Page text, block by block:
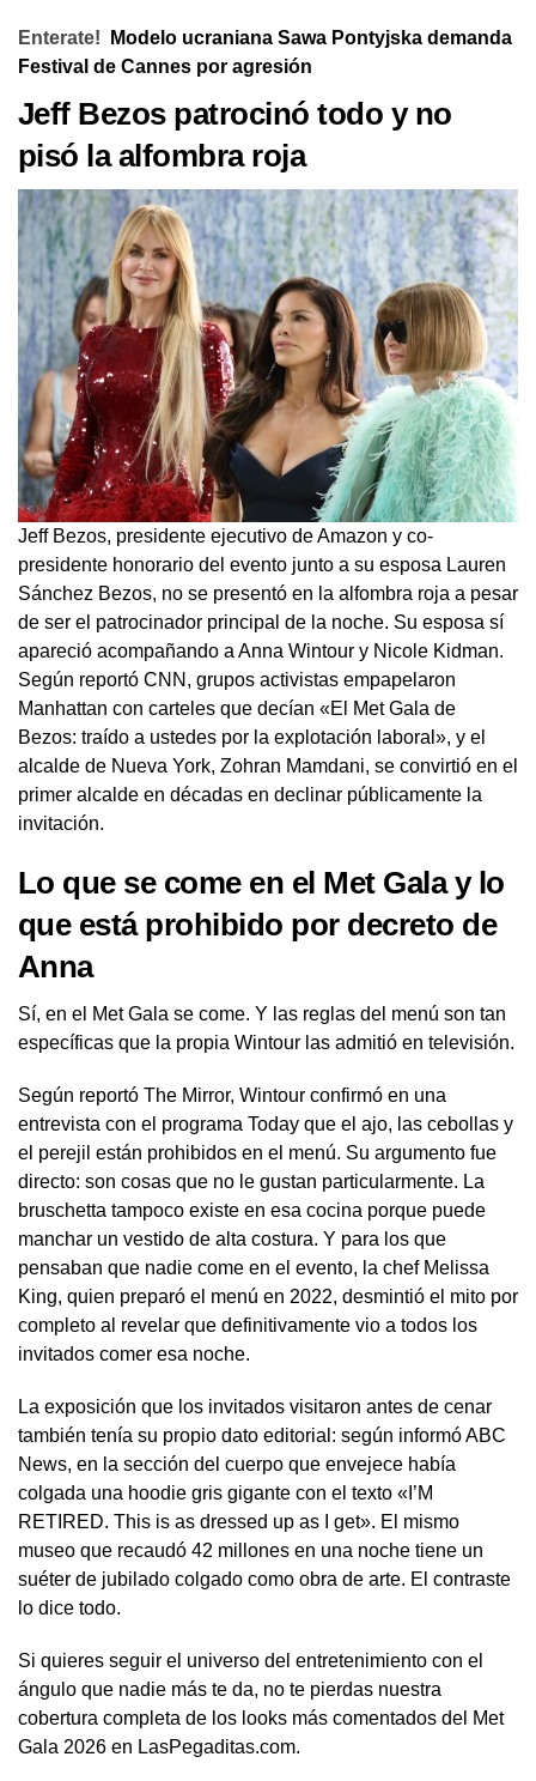
Enterate!
Modelo ucraniana Sawa Pontyjska demanda
Festival de Cannes por agresión
Jeff Bezos patrocinó todo y no
pisó la alfombra roja
Jeff Bezos, presidente ejecutivo de Amazon y co-
presidente honorario del evento junto a su esposa Lauren
Sánchez Bezos, no se presentó en la alfombra roja a pesar
de ser el patrocinador principal de la noche. Su esposa sí
apareció acompañando a Anna Wintour y Nicole Kidman.
Según reportó CNN, grupos activistas empapelaron
Manhattan con carteles que decían «El Met Gala de
Bezos: traído a ustedes por la explotación laboral», y el
alcalde de Nueva York, Zohran Mamdani, se convirtió en el
primer alcalde en décadas en declinar públicamente la
invitación.
Lo que se come en el Met Gala y lo
que está prohibido por decreto de
Anna
Sí, en el Met Gala se come. Y las reglas del menú son tan
específicas que la propia Wintour las admitió en televisión.
Según reportó The Mirror, Wintour confirmó en una
entrevista con el programa Today que el ajo, las cebollas y
el perejil están prohibidos en el menú. Su argumento fue
directo: son cosas que no le gustan particularmente. La
bruschetta tampoco existe en esa cocina porque puede
manchar un vestido de alta costura. Y para los que
pensaban que nadie come en el evento, la chef Melissa
King, quien preparó el menú en 2022, desmintió el mito por
completo al revelar que definitivamente vio a todos los
invitados comer esa noche.
La exposición que los invitados visitaron antes de cenar
también tenía su propio dato editorial: según informó ABC
News, en la sección del cuerpo que envejece había
colgada una hoodie gris gigante con el texto «I’M
RETIRED. This is as dressed up as I get». El mismo
museo que recaudó 42 millones en una noche tiene un
suéter de jubilado colgado como obra de arte. El contraste
lo dice todo.
Si quieres seguir el universo del entretenimiento con el
ángulo que nadie más te da, no te pierdas nuestra
cobertura completa de los looks más comentados del Met
Gala 2026 en LasPegaditas.com.